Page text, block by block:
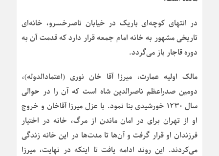
در انتهای کوچه‌ای باریک در خیابان ناصرخسرو، خانه‌ای
تاریخی مشهور به خانه امام جمعه قرار دارد که قدمت آن به
دوره قاجار باز می‌گردد.
مالک اولیه عمارت، میرزا آقا خان نوری (اعتمادالدوله)،
دومین صدراعظم ناصرالدین شاه است که آن را در حوالی
سال ۱۲۳۰ خورشیدی بنا نمود. با عزل میرزا آقاخان و خروج
او از تهران برای در امان ماندن از مرگ، خانه در اختیار
فرزندان او قرار گرفت و آن‌ها تا مدت‌ها در این خانه زندگی
می‌کردند. این روند ادامه یافت تا اینکه در نهایت، میرزا